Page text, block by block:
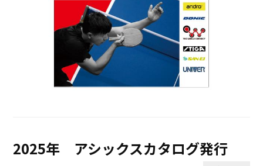
2025年 アシックスカタログ発行